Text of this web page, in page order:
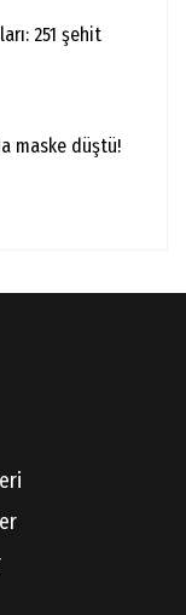
251 şehit
maske düştü!